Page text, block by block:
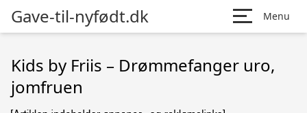
Gave-til-nyfødt.dk Menu
Kids by Friis – Drømmefanger uro,
jomfruen